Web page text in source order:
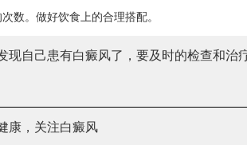
数。做好饮食上的合理搭配。
现自己患有白癜风了，要及时的检查和治
康，关注白癜风